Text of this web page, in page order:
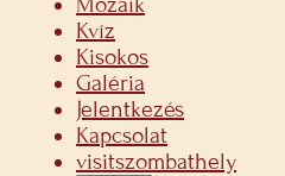
Kvíz
Kisokos
Galéria
Jelentkezés
Kapcsolat
visitszombathely